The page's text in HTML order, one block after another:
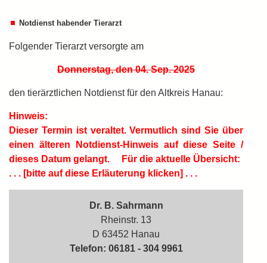
Notdienst habender Tierarzt
Folgender Tierarzt versorgte am
Donnerstag, den 04. Sep. 2025
den tierärztlichen Notdienst für den Altkreis Hanau:
Hinweis:
Dieser Termin ist veraltet.Vermutlich sind Sie über
einen älteren Notdienst-Hinweis auf diese Seite /
dieses Datum gelangt.
Für die aktuelle Übersicht:
. . . [bitte auf diese Erläuterung klicken] . . .
Dr. B. Sahrmann
Rheinstr. 13
D 63452 Hanau
Telefon: 06181 - 304 9961